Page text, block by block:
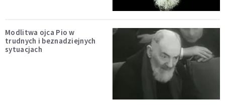
Modlitwa ojca Pio w
trudnych i beznadziejnych
sytuacjach